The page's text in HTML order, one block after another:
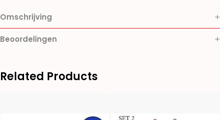
Omschrijving
Beoordelingen
Related Products